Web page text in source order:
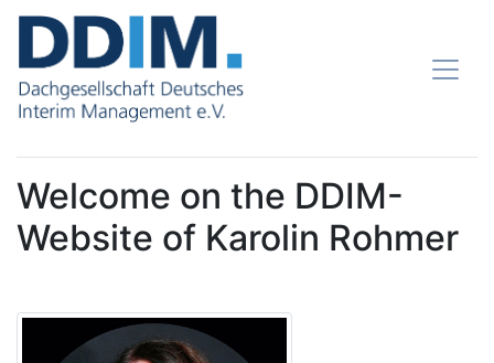
Welcome on the DDIM-
Website of Karolin Rohmer